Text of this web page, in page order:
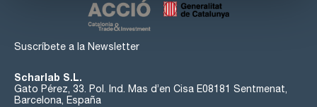
Suscríbete a la Newsletter
Scharlab S.L.
Gato Pérez, 33. Pol. Ind. Mas d’en Cisa E08181 Sentmenat,
Barcelona, España